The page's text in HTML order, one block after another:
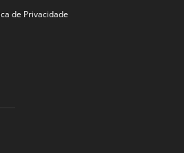
de Privacidade